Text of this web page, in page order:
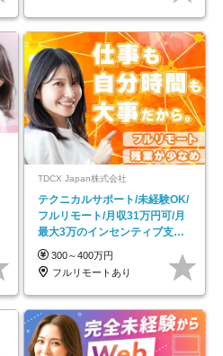
TDCX Japan株式会社
テクニカルサポート/未経験OK/
フルリモート/月収31万円可/月
最大3万のインセンティブ支給/
平均年齢33歳
300～400万円
フルリモートあり